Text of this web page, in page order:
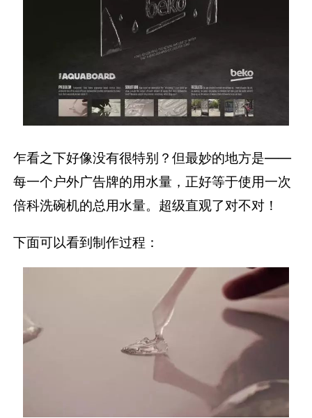
乍看之下好像没有很特别？但最妙的地方是——
每一个户外广告牌的用水量，正好等于使用一次
倍科洗碗机的总用水量。超级直观了对不对！
下面可以看到制作过程：